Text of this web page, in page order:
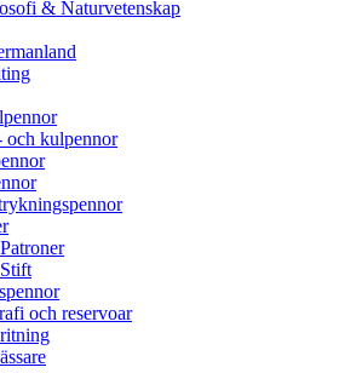
& Naturvetenskap
och kulpennor
Patroner
Stift
och reservoar